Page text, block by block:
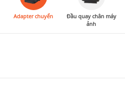
Adapter chuyển
Đầu quay chân máy
ảnh